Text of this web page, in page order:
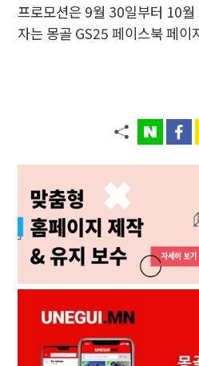
프로모션은 9월 30일부터 10
자는 몽골 GS25 페이스북 페이